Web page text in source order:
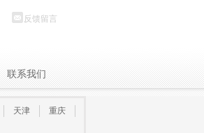
反馈留言
联系我们
天津 重庆